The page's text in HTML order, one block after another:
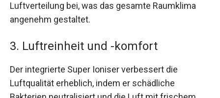
Luftverteilung bei, was das gesamte Raumklima
angenehm gestaltet.
3. Luftreinheit und -komfort
Der integrierte Super Ioniser verbessert die
Luftqualität erheblich, indem er schädliche